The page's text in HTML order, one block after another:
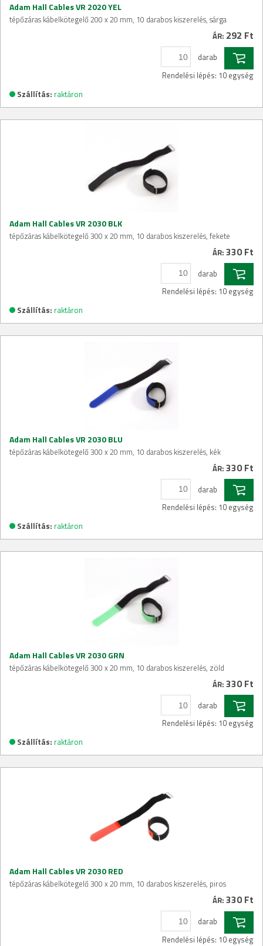
Adam Hall Cables VR 2020 YEL
tépőzáras kábelkötegelő 200 x 20 mm, 10 darabos kiszerelés, sárga
ÁR: 292 Ft
darab
Rendelési lépés: 10 egység
Szállítás: raktáron
Adam Hall Cables VR 2030 BLK
tépőzáras kábelkötegelő 300 x 20 mm, 10 darabos kiszerelés, fekete
ÁR: 330 Ft
darab
Rendelési lépés: 10 egység
Szállítás: raktáron
Adam Hall Cables VR 2030 BLU
tépőzáras kábelkötegelő 300 x 20 mm, 10 darabos kiszerelés, kék
ÁR: 330 Ft
darab
Rendelési lépés: 10 egység
Szállítás: raktáron
Adam Hall Cables VR 2030 GRN
tépőzáras kábelkötegelő 300 x 20 mm, 10 darabos kiszerelés, zöld
ÁR: 330 Ft
darab
Rendelési lépés: 10 egység
Szállítás: raktáron
Adam Hall Cables VR 2030 RED
tépőzáras kábelkötegelő 300 x 20 mm, 10 darabos kiszerelés, piros
ÁR: 330 Ft
darab
Rendelési lépés: 10 egység